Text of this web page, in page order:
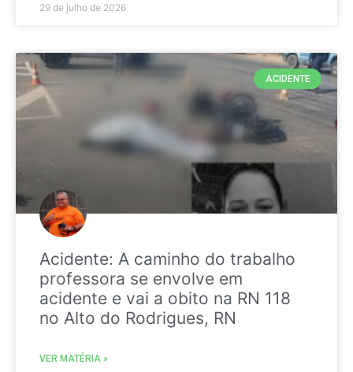
29 de julho de 2026
ACIDENTE
Acidente: A caminho do trabalho
professora se envolve em
acidente e vai a obito na RN 118
no Alto do Rodrigues, RN
VER MATÉRIA »